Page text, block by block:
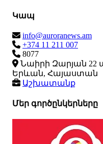
Կապ
info@auroranews.am
+374 11 211 007
8077
Նաիրի Զարյան 22
Երևան, Հայաստան
Աշխատանք
Մեր գործընկերները